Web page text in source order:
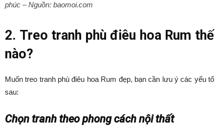
phúc –Nguồn: baomoi.com
2. Treo tranh phù điêu hoa Rum thế
nào?
Muốn treo tranh phù điêu hoa Rum đẹp, bạn cần lưu ý các yếu tố
sau:
Chọn tranh theo phong cách nội thất